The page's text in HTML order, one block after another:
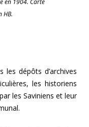
en 1904. Carte
HB.
les dépôts d’archives
les historiens
les Saviniens et leur